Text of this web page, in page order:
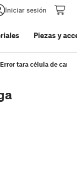
Iniciar sesión
Piezas y
Error tara célula de carga